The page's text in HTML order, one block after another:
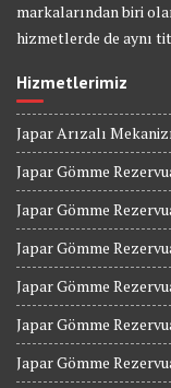
markalarından biri
hizmetlerde de aynı
Hizmetlerimiz
Japar Arızalı
Japar Gömme
Japar Gömme
Japar Gömme
Japar Gömme
Japar Gömme
Japar Gömme